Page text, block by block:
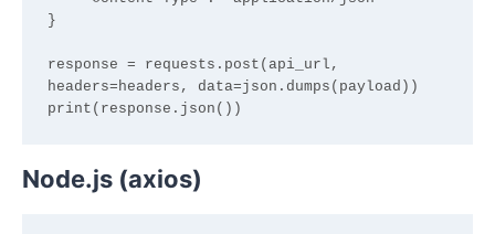
}
response = requests.post(api_url,
headers=headers, data=json.dumps(payload))
Node.js (axios)